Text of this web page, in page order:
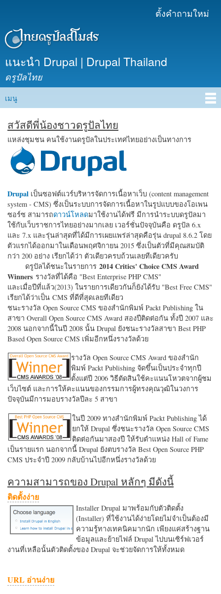
เนื้อหา
ตั้งคำถามใหม่
แนะนำ Drupal | Drupal Thailand
ดรูปัลไทย
Main menu
เมนู
สวัสดีพี่น้องชาวดรูปัลไทย
แหล่งชุมชน คนใช้งานดรูปัลในประเทศไทยอย่างเป็นทางการ
Drupal เป็นซอฟต์แวร์บริหารจัดการเนื้อหาเว็บ (content management
system - CMS) ซึ่งเป็นระบบการจัดการเนื้อหาในรูปแบบของโอเพน
ซอร์ซ สามารถดาวน์โหลดมาใช้งานได้ฟรี มีการนำระบบดรูปัลมา
ใช้กับเว็บราชการไทยอย่างมากเลย เวอร์ชั่นปัจจุบันคือ ดรูปัล 6.x
และ 7.x และรุ่นล่าสุดที่ได้มีการเผยแพร่ล่าสุดคือรุ่น drupal 8.6.2 โดย
ตัวแรกได้ออกมาในเดือนพฤศจิกายน 2015 ซึ่งเป็นตัวที่มีคุณสมบัติ
กว่า 200 อย่าง เรียกได้ว่า ตัวเดียวครบถ้วนเลยทีเดียวครับ
ดรูปัลได้ชนะในรายการ 2014 Critics' Choice CMS Award
Winners รางวัลที่ได้คือ "Best Enterprise PHP CMS"
และเมื่อปีที่แล้ว(2013) ในรายการเดียวกันก็ยังได้รับ "Best Free CMS"
เรียกได้ว่าเป็น CMS ที่ดีที่สุดเลยทีเดียว
ชนะรางวัล Open Source CMS ของสำนักพิมพ์ Packt Publishing ใน
สาขา Overall Open Source CMS Award สองปีติดต่อกัน ทั้งปี 2007 และ
2008 นอกจากนี้ในปี 2008 นั้น Drupal ยังชนะรางวัลสาขา Best PHP
Based Open Source CMS เพิ่มอีกหนึ่งรางวัลด้วย
รางวัล Open Source CMS Award ของสำนัก
พิมพ์ Packt Publishing จัดขึ้นเป็นประจำทุกปี
ตั้งแต่ปี 2006 วิธีตัดสินใช้คะแนนโหวตจากผู้ชม
เว็บไซต์ และการให้คะแนนของกรรมการผู้ทรงคุณวุฒิในวงการ
ปัจจุบันมีการมอบรางวัลปีละ 5 สาขา
ในปี 2009 ทางสำนักพิมพ์ Packt Publishing ได้
ยกให้ Drupal ซึ่งชนะรางวัล Open Source CMS
ติดต่อกันมาสองปี ให้รับตำแหน่ง Hall of Fame
เป็นรายแรก นอกจากนี้ Drupal ยังตบรางวัล Best Open Source PHP
CMS ประจำปี 2009 กลับบ้านไปอีกหนึ่งรางวัลด้วย
ความสามารถของ Drupal หลักๆ มีดังนี้
ติดตั้งง่าย
Installer Drupal มาพร้อมกับตัวติดตั้ง
(Installer) ที่ใช้งานได้ง่ายโดยไม่จำเป็นต้องมี
ความรู้ทางเทคนิคมากนัก เพียงแค่สร้างฐาน
ข้อมูลและย้ายไฟล์ Drupal ไปบนเซิร์ฟเวอร์
งานที่เหลือนั้นตัวติดตั้งของ Drupal จะช่วยจัดการให้ทั้งหมด
URL อ่านง่าย